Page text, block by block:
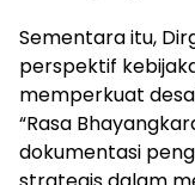
Sementara itu,
perspektif
memperkuat
“Rasa
dokumentasi